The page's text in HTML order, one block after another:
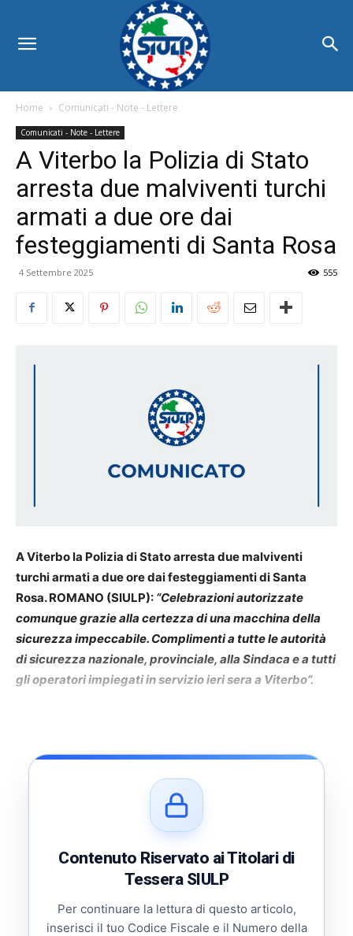
Home Comunicati - Note - Lettere
Comunicati - Note - Lettere
A Viterbo la Polizia di Stato
arresta due malviventi turchi
armati a due ore dai
festeggiamenti di Santa Rosa
4 Settembre 2025 555
A Viterbo la Polizia di Stato arresta due malviventi
turchi armati a due ore dai festeggiamenti di Santa
Rosa. ROMANO (SIULP): “Celebrazioni autorizzate
comunque grazie alla certezza di una macchina della
sicurezza impeccabile. Complimenti a tutte le autorità
di sicurezza nazionale, provinciale, alla Sindaca e a tutti
gli operatori impiegati in servizio ieri sera a Viterbo”.
Contenuto Riservato ai Titolari di
Tessera SIULP
Per continuare la lettura di questo articolo,
inserisci il tuo Codice Fiscale e il Numero della